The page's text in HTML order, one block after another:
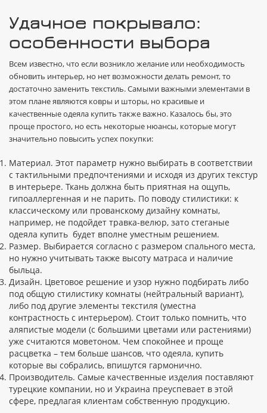
Удачное покрывало:
особенности выбора
Всем известно, что если возникло желание или необходимость
обновить интерьер, но нет возможности делать ремонт, то
достаточно заменить текстиль. Самыми важными элементами в
этом плане являются ковры и шторы, но красивые и
качественные одеяла купить также важно. Казалось бы, это
проще простого, но есть некоторые нюансы, которые могут
значительно повысить успех покупки:
Материал. Этот параметр нужно выбирать в соответствии
с тактильными предпочтениями и исходя из других текстур
в интерьере. Ткань должна быть приятная на ощупь,
гипоаллергенная и не парить. По поводу стилистики: к
классическому или прованскому дизайну комнаты,
например, не подойдет травка-велюр, зато стеганые
одеяла купить будет вполне уместным решением.
Размер. Выбирается согласно с размером спального места,
но нужно учитывать также высоту матраса и наличие
быльца.
Дизайн. Цветовое решение и узор нужно подбирать либо
под общую стилистику комнаты (нейтральный вариант),
либо под другие элементы текстиля (уместна
контрастность с интерьером). Стоит только помнить, что
аляпистые модели (с большими цветами или растениями)
уже считаются моветоном. Чем спокойнее и проще
расцветка – тем больше шансов, что одеяла, купить
которые вы собрались, впишутся гармонично.
Производитель. Самые качественные изделия поставляют
турецкие компании, но и Украина преуспевает в этой
сфере, предлагая клиентам собственную продукцию.